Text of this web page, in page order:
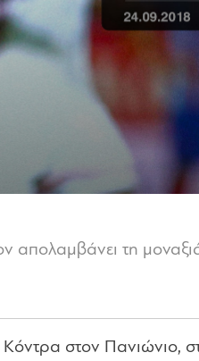
απολαμβάνει τη
στον Πανιώνιο,